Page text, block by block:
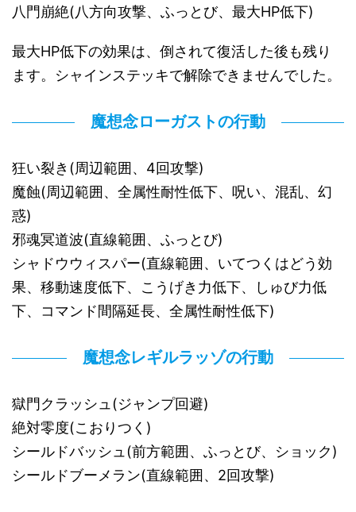
八門崩絶(八方向攻撃、ふっとび、最大HP低下)
最大HP低下の効果は、倒されて復活した後も残り
ます。シャインステッキで解除できませんでした。
魔想念ローガストの行動
狂い裂き(周辺範囲、4回攻撃)
魔蝕(周辺範囲、全属性耐性低下、呪い、混乱、幻
惑)
邪魂冥道波(直線範囲、ふっとび)
シャドウウィスパー(直線範囲、いてつくはどう効
果、移動速度低下、こうげき力低下、しゅび力低
下、コマンド間隔延長、全属性耐性低下)
魔想念レギルラッゾの行動
獄門クラッシュ(ジャンプ回避)
絶対零度(こおりつく)
シールドバッシュ(前方範囲、ふっとび、ショック)
シールドブーメラン(直線範囲、2回攻撃)